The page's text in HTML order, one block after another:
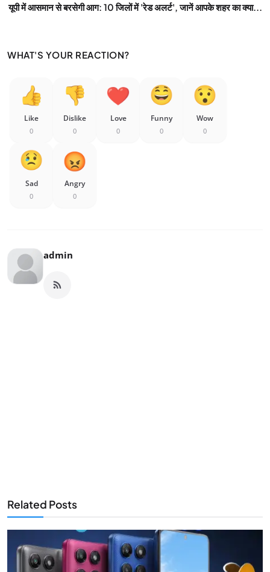
यूपी में आसमान से बरसेगी आग: 10 जिलों में 'रेड अलर्ट', जानें आपके शहर का क्या...
WHAT'S YOUR REACTION?
Like
0
Dislike
0
Love
0
Funny
0
Wow
0
Sad
0
Angry
0
admin
Related Posts